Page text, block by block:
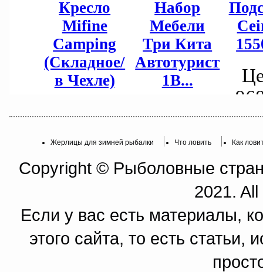
Жерлицы для зимней рыбалки Что ловить Как
Copyright © Рыболовные
2021.
Если у вас есть материалы,
этого сайта, то есть